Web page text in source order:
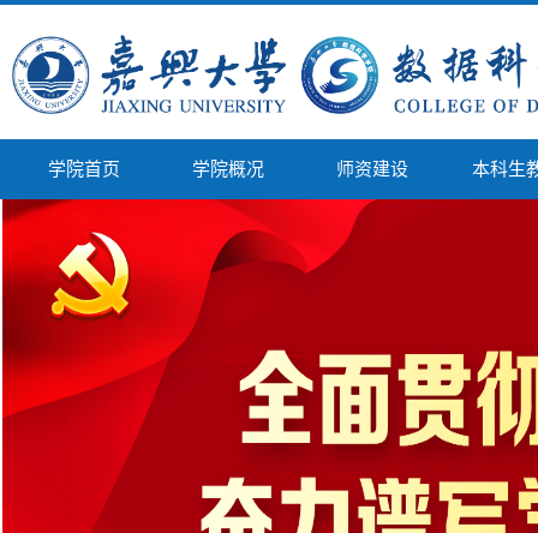
学院首页 学院概况 师资建设 本科生